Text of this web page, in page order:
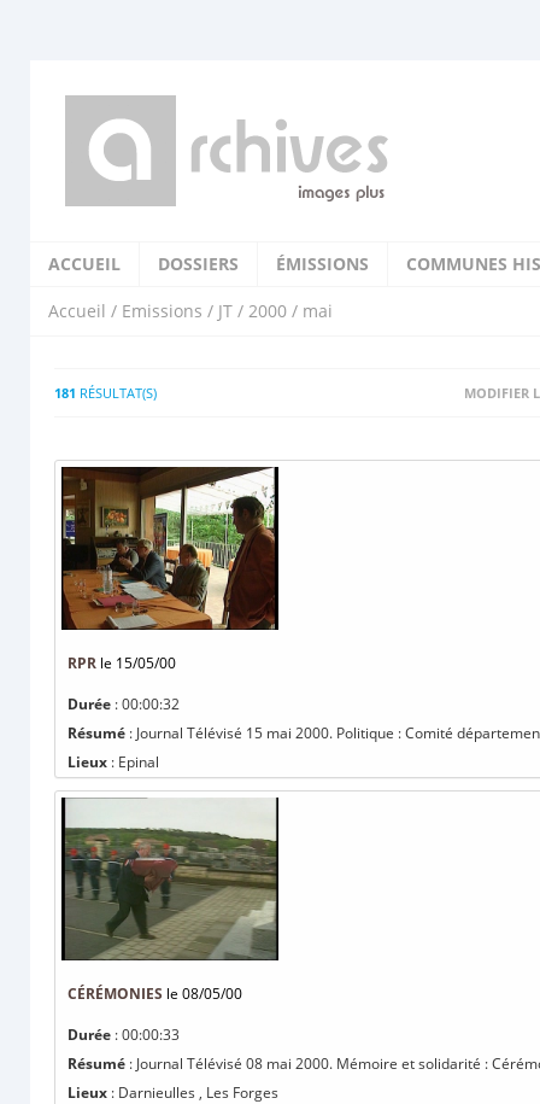
ACCUEIL DOSSIERS ÉMISSIONS COMMUNES
Accueil / Emissions / JT / 2000 / mai
181 RÉSULTAT(S) MODIFIER
RPR le 15/05/00
Durée : 00:00:32
Résumé : Journal Télévisé 15 mai 2000. Politique : Comité
Lieux : Epinal
CÉRÉMONIES le 08/05/00
Durée : 00:00:33
Résumé : Journal Télévisé 08 mai 2000. Mémoire et solidarité :
Lieux : Darnieulles , Les Forges